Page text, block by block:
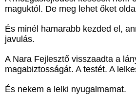
maguktól. De meg lehet őket
És minél hamarabb kezded el,
javulás.
A Nara Fejlesztő visszaadta a
magabiztosságát. A testét. A
És nekem a lelki nyugalmamat.